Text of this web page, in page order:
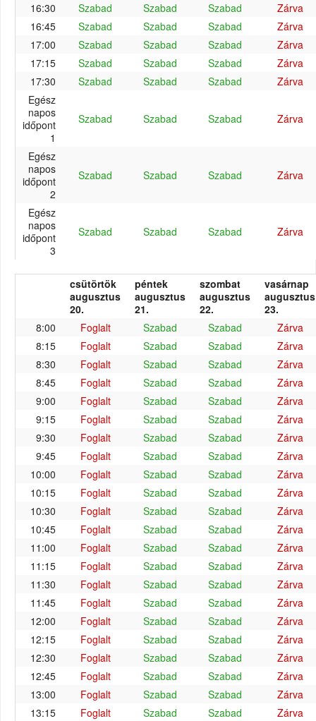
16:30 Szabad Szabad Szabad
Zárva
16:45
Szabad Szabad Szabad
Zárva
17:00
Szabad Szabad Szabad
Zárva
17:15
Szabad Szabad Szabad
Zárva
17:30
Szabad Szabad Szabad
Zárva
Egész
napos
időpont
1
Szabad Szabad Szabad Zárva
Egész
napos
időpont
2
Szabad Szabad Szabad Zárva
Egész
napos
időpont
3
Szabad Szabad Szabad Zárva
csütörtök
augusztus
20.
péntek
augusztus
21.
szombat
augusztus
22.
vasárnap
augusztus
23.
8:00
Foglalt Szabad Szabad
Zárva
8:15
Foglalt Szabad Szabad
Zárva
8:30
Foglalt Szabad Szabad
Zárva
8:45
Foglalt Szabad Szabad
Zárva
9:00
Foglalt Szabad Szabad
Zárva
9:15
Foglalt Szabad Szabad
Zárva
9:30
Foglalt Szabad Szabad
Zárva
9:45
Foglalt Szabad Szabad
Zárva
10:00
Foglalt Szabad Szabad
Zárva
10:15
Foglalt Szabad Szabad
Zárva
10:30
Foglalt Szabad Szabad
Zárva
10:45
Foglalt Szabad Szabad
Zárva
11:00
Foglalt Szabad Szabad
Zárva
11:15
Foglalt Szabad Szabad
Zárva
11:30
Foglalt Szabad Szabad
Zárva
11:45
Foglalt Szabad Szabad
Zárva
12:00
Foglalt Szabad Szabad
Zárva
12:15
Foglalt Szabad Szabad
Zárva
12:30
Foglalt Szabad Szabad
Zárva
12:45
Foglalt Szabad Szabad
Zárva
13:00
Foglalt Szabad Szabad
Zárva
13:15
Foglalt Szabad Szabad
Zárva